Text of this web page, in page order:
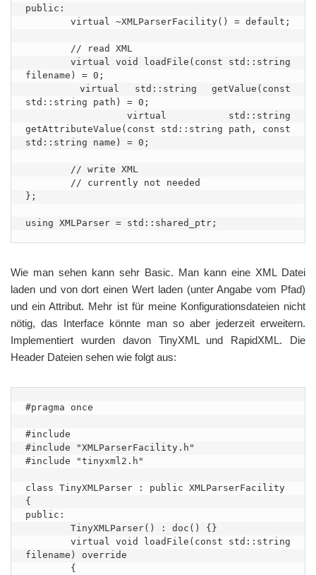
public:
filename) = 0;
	virtual std::string getValue(const
std::string path) = 0;
getAttributeValue(const std::string path, const
std::string name) = 0;
};
using XMLParser = std::shared_ptr;
Wie man sehen kann sehr Basic. Man kann eine XML Datei
laden und von dort einen Wert laden (unter Angabe vom Pfad)
und ein Attribut. Mehr ist für meine Konfigurationsdateien nicht
nötig, das Interface könnte man so aber jederzeit erweitern.
Implementiert wurden davon TinyXML und RapidXML. Die
Header Dateien sehen wie folgt aus:
#pragma once
#include
#include "XMLParserFacility.h"
#include "tinyxml2.h"
class TinyXMLParser : public XMLParserFacility
{
public:
filename) override